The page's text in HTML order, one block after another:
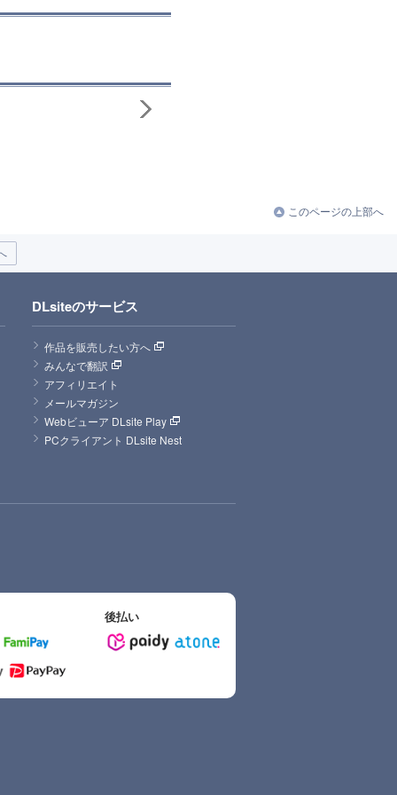
このページの上部へ
DLsiteのサービス
作品を販売したい方へ
みんなで翻訳
アフィリエイト
メールマガジン
Webビューア DLsite Play
PCクライアント DLsite Nest
後払い